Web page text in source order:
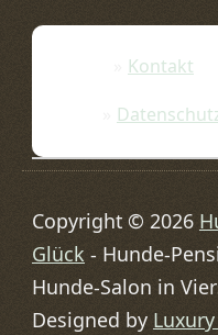
Kontakt
Copyright © 2026
Glück - Hunde-
Hunde-Salon in
Designed by